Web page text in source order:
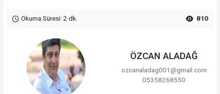
Okuma Süresi: 2 dk. 810
ÖZCAN ALADAĞ
ozcanaladag001@gmail.com
05358268550